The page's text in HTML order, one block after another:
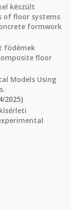
készült
of floor systems
formwork
födémek
floor
Models Using
2025)